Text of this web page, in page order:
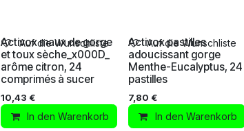
Activox maux de gorge
et toux sèche_x000D_
arôme citron, 24
comprimés à sucer
10,43 €
In den Warenkorb
Auf die Wunschliste
Activox pastilles
adoucissant gorge
Menthe-Eucalyptus, 24
pastilles
7,80 €
In den Warenkorb
Auf die Wunschliste